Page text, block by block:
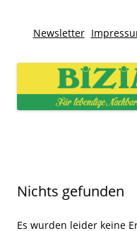
Newsletter
Bizim Kiez –
Für lebendige
Nichts gefunden
Es wurden leider keine